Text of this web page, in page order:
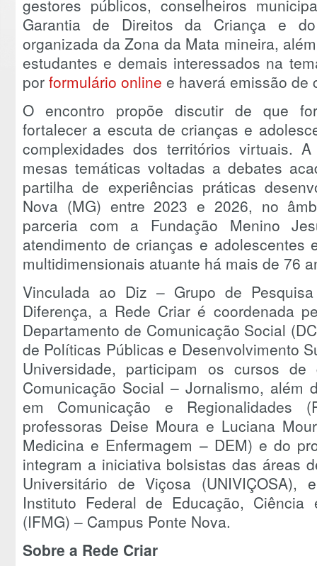
gestores públicos, conselheiros
Garantia de Direitos da Criança e
organizada da Zona da Mata mineira,
estudantes e demais interessados na
por formulário online e haverá emissão de
O encontro propõe discutir de que
fortalecer a escuta de crianças e
complexidades dos territórios virtuais.
mesas temáticas voltadas a debates
partilha de experiências práticas
Nova (MG) entre 2023 e 2026, no
parceria com a Fundação Menino
atendimento de crianças e adolescentes
multidimensionais atuante há mais de 76
Vinculada ao Diz – Grupo de
Diferença, a Rede Criar é coordenada
Departamento de Comunicação Social
de Políticas Públicas e Desenvolvimento
Universidade, participam os cursos
Comunicação Social – Jornalismo, além
em Comunicação e Regionalidades
professoras Deise Moura e Luciana
Medicina e Enfermagem – DEM) e do
integram a iniciativa bolsistas das áreas
Universitário de Viçosa (UNIVIÇOSA),
Instituto Federal de Educação,
(IFMG) – Campus Ponte Nova.
Sobre a Rede Criar